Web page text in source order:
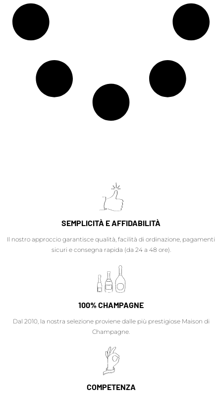
SEMPLICITÀ E AFFIDABILITÀ
Il nostro approccio garantisce qualità, facilità di ordinazione, pagamenti
sicuri e consegna rapida (da 24 a 48 ore).
100% CHAMPAGNE
Dal 2010, la nostra selezione proviene dalle più prestigiose Maison di
Champagne.
COMPETENZA